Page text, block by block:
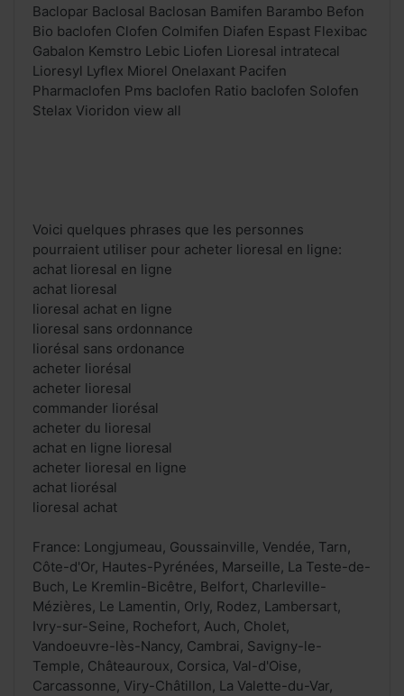
Baclopar Baclosal Baclosan Bamifen Barambo Befon
Bio baclofen Clofen Colmifen Diafen Espast Flexibac
Gabalon Kemstro Lebic Liofen Lioresal intratecal
Lioresyl Lyflex Miorel Onelaxant Pacifen
Pharmaclofen Pms baclofen Ratio baclofen Solofen
Stelax Vioridon view all
Voici quelques phrases que les personnes
pourraient utiliser pour acheter lioresal en ligne:
achat lioresal en ligne
achat lioresal
lioresal achat en ligne
lioresal sans ordonnance
liorésal sans ordonance
acheter liorésal
acheter lioresal
commander liorésal
acheter du lioresal
achat en ligne lioresal
acheter lioresal en ligne
achat liorésal
lioresal achat
France: Longjumeau, Goussainville, Vendée, Tarn,
Côte-d'Or, Hautes-Pyrénées, Marseille, La Teste-de-
Buch, Le Kremlin-Bicêtre, Belfort, Charleville-
Mézières, Le Lamentin, Orly, Rodez, Lambersart,
Ivry-sur-Seine, Rochefort, Auch, Cholet,
Vandoeuvre-lès-Nancy, Cambrai, Savigny-le-
Temple, Châteauroux, Corsica, Val-d'Oise,
Carcassonne, Viry-Châtillon, La Valette-du-Var,